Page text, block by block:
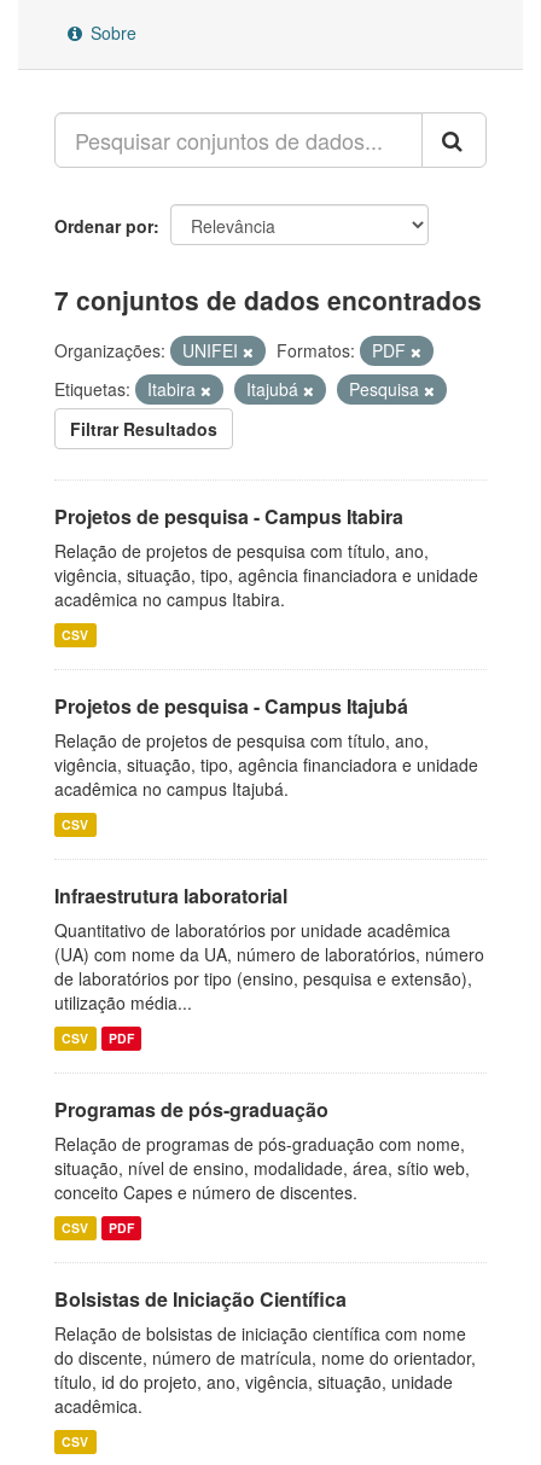
Sobre
Ordenar por
7 conjuntos de dados encontrados
Organizações: UNIFEI Formatos:
PDF
Etiquetas:
Itabira Itajubá
Pesquisa
Filtrar Resultados
Projetos de pesquisa - Campus Itabira
Relação de projetos de pesquisa com título, ano,
vigência, situação, tipo, agência financiadora e unidade
acadêmica no campus Itabira.
CSV
Projetos de pesquisa - Campus Itajubá
Relação de projetos de pesquisa com título, ano,
vigência, situação, tipo, agência financiadora e unidade
acadêmica no campus Itajubá.
CSV
Infraestrutura laboratorial
Quantitativo de laboratórios por unidade acadêmica
(UA) com nome da UA, número de laboratórios, número
de laboratórios por tipo (ensino, pesquisa e extensão),
utilização média...
CSV PDF
Programas de pós-graduação
Relação de programas de pós-graduação com nome,
situação, nível de ensino, modalidade, área, sítio web,
conceito Capes e número de discentes.
CSV PDF
Bolsistas de Iniciação Científica
Relação de bolsistas de iniciação científica com nome
do discente, número de matrícula, nome do orientador,
título, id do projeto, ano, vigência, situação, unidade
acadêmica.
CSV